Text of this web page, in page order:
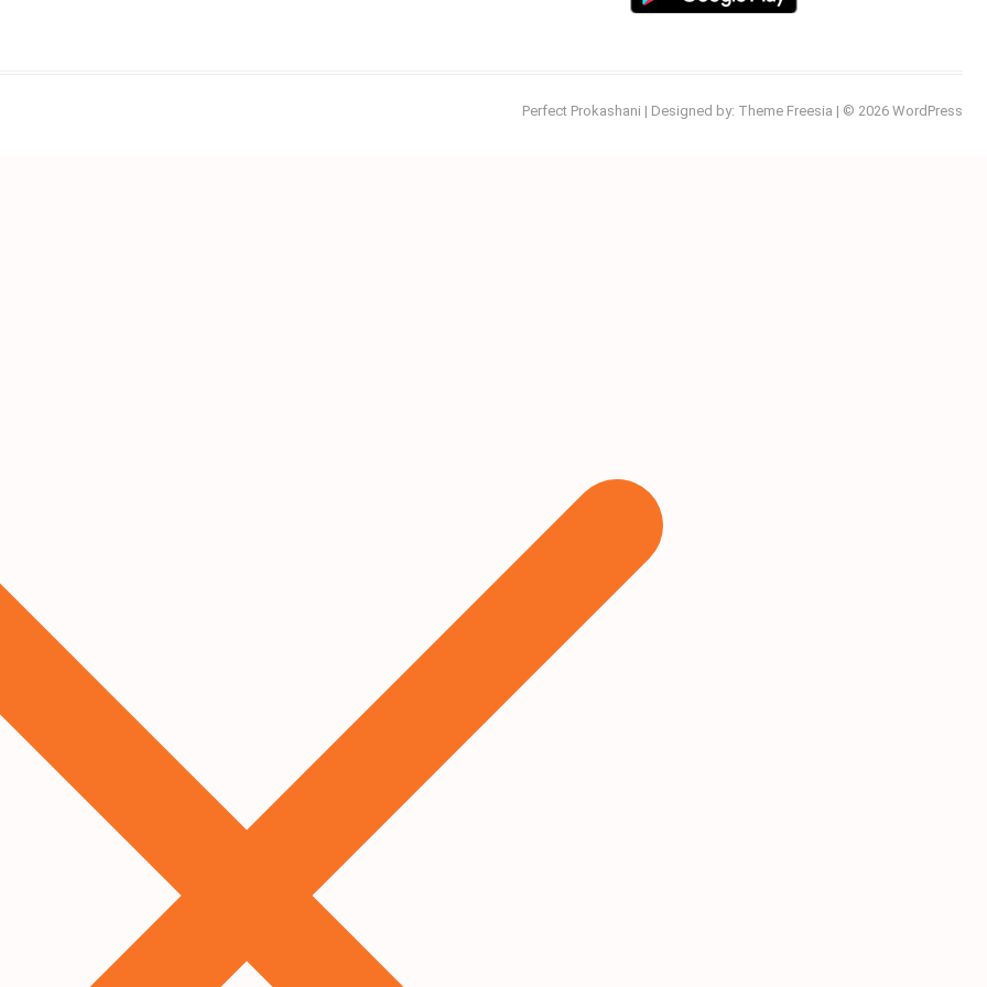
Perfect Prokashani | Designed by: Theme Freesia | © 2026 WordPress